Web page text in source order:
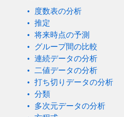
度数表の分析
推定
将来時点の予測
グループ間の比較
連続データの分析
二値データの分析
打ち切りデータの分析
分類
多次元データの分析